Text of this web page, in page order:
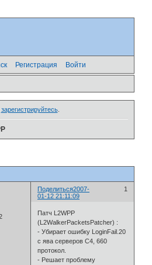
Регистрация Войти
зарегистрируйтесь.
Поделиться 1
2007-
01-12 21:11:09
Патч L2WPP
(L2WalkerPacketsPatcher) :
- Убирает ошибку LoginFail.20
с ява серверов C4, 660
протокол.
- Решает проблему